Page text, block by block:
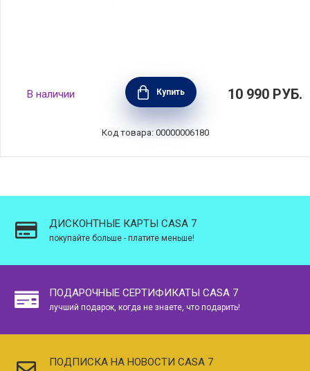
Набор обеденный "Даймонд" на 4 персоны,
12 предметов, фарфор, Maxwell & Williams,
Австралия, MW688-DV0031
В наличии Купить 10 990 РУБ.
Код товара: 00000006180
ДИСКОНТНЫЕ КАРТЫ CASA 7
покупайте больше - платите меньше!
ПОДАРОЧНЫЕ СЕРТИФИКАТЫ CASA 7
лучший подарок, когда не знаете, что подарить!
ПОДПИСКА НА НОВОСТИ CASA 7